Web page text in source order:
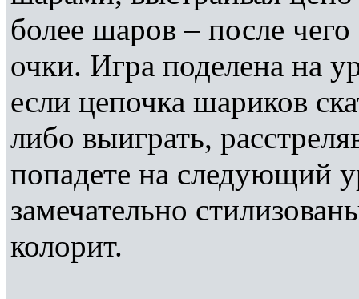
более шаров – после
очки. Игра поделена на
если цепочка шариков
либо выиграть,
попадете на следующий
замечательно
колорит.